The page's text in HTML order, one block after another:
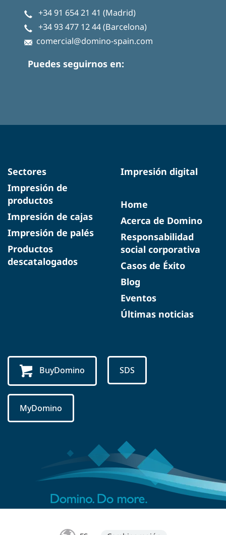
+34 91 654 21 41 (Madrid)
+34 93 477 12 44(Barcelona)
comercial@domino-spain.com
Puedes seguirnos en:
Sectores
Impresión de
productos
Impresión de cajas
Impresión de palés
Productos
descatalogados
Impresión digital
Home
Acerca de Domino
Responsabilidad
social corporativa
Casos de Éxito
Blog
Eventos
Últimas noticias
BuyDomino SDS
MyDomino